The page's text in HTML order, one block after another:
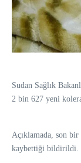
Sudan Sağlık
2 bin 627 yeni
Açıklamada, son
kaybettiği bildirildi.